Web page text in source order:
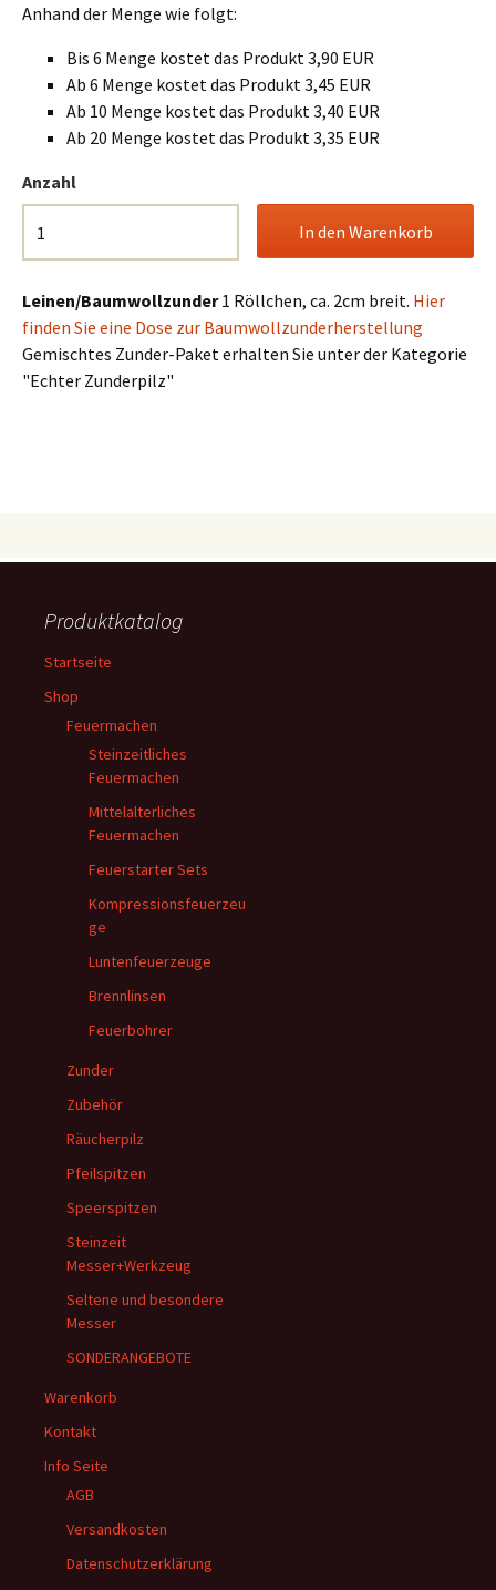
Anhand der Menge wie folgt:
Bis 6 Menge kostet das Produkt 3,90 EUR
Ab 6 Menge kostet das Produkt 3,45 EUR
Ab 10 Menge kostet das Produkt 3,40 EUR
Ab 20 Menge kostet das Produkt 3,35 EUR
Anzahl
Leinen/Baumwollzunder1 Röllchen, ca. 2cm breit. Hier
finden Sie eine Dose zur Baumwollzunderherstellung
Gemischtes Zunder-Paket erhalten Sie unter der Kategorie
"Echter Zunderpilz"
Produktkatalog
Startseite
Shop
Feuermachen
Steinzeitliches
Feuermachen
Mittelalterliches
Feuermachen
Feuerstarter Sets
Kompressionsfeuerzeu
ge
Luntenfeuerzeuge
Brennlinsen
Feuerbohrer
Zunder
Zubehör
Räucherpilz
Pfeilspitzen
Speerspitzen
Steinzeit
Messer+Werkzeug
Seltene und besondere
Messer
SONDERANGEBOTE
Warenkorb
Kontakt
Info Seite
AGB
Versandkosten
Datenschutzerklärung